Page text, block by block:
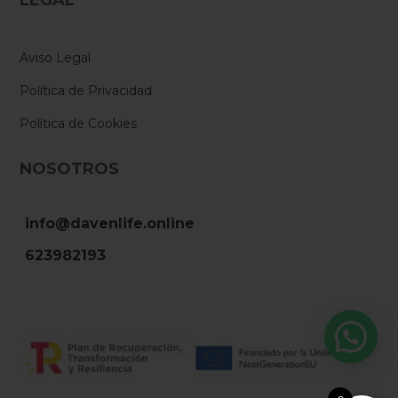
Aviso Legal
Política de Privacidad
Política de Cookies
NOSOTROS
info@davenlife.online
623982193